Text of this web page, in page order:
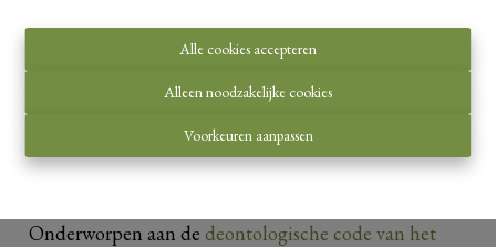
Alle cookies accepteren
Alleen noodzakelijke cookies
Voorkeuren aanpassen
Toezichthoudende autoriteit:
Beroepsinstituut van Vastgoedmakelaars,
Onderworpen aan de deontologische code van het